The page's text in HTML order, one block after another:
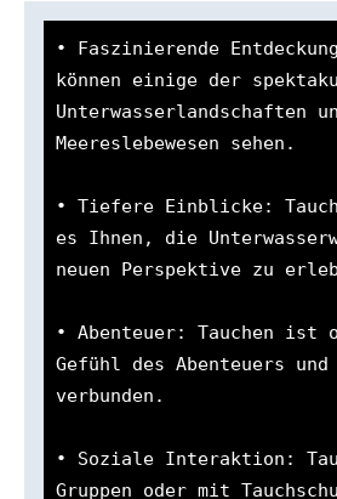
• Faszinierende
können einige der
Unterwasserlandschaften
Meereslebewesen sehen.
• Tiefere Einblicke:
es Ihnen, die
neuen Perspektive zu
• Abenteuer: Tauchen ist
Gefühl des Abenteuers und
verbunden.
• Soziale Interaktion:
Gruppen oder mit